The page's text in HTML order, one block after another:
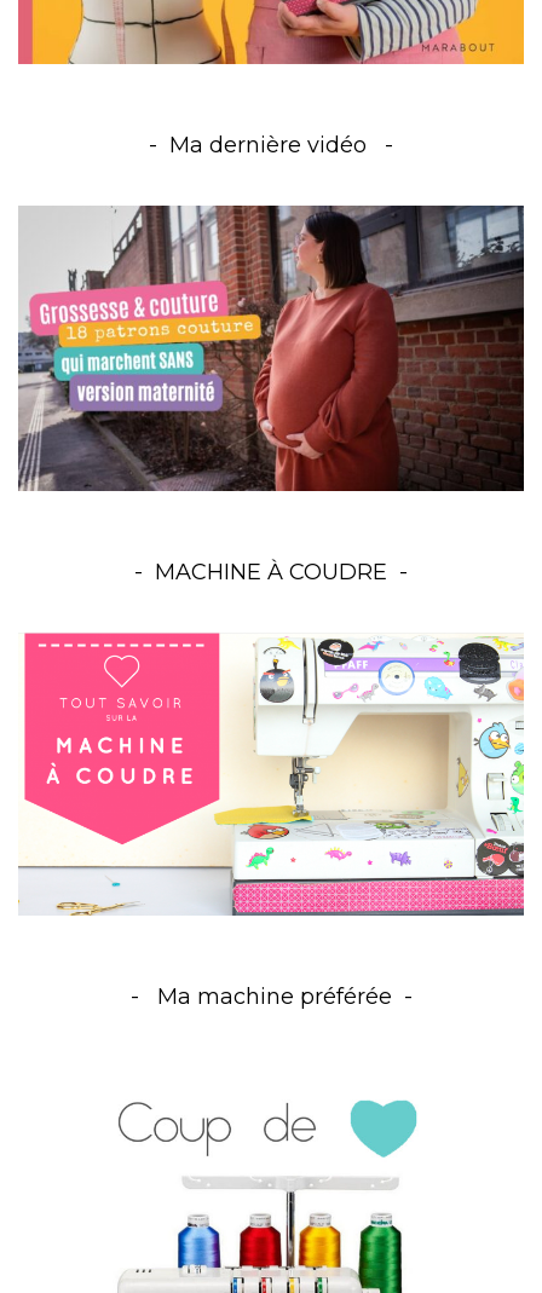
Ma dernière vidéo
MACHINE À COUDRE
Ma machine préférée